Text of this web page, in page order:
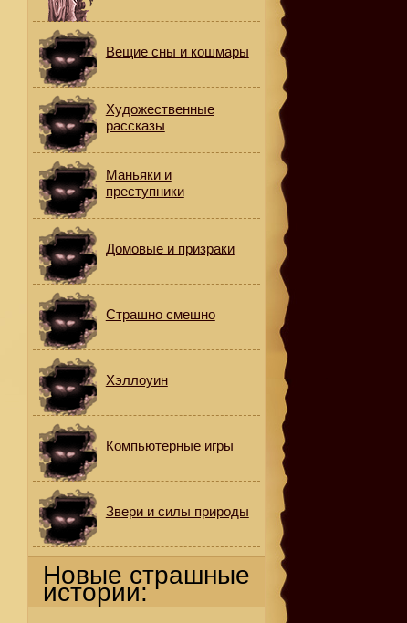
Вещие сны и кошмары
Художественные
рассказы
Маньяки и
преступники
Домовые и призраки
Страшно смешно
Хэллоуин
Компьютерные игры
Звери и силы природы
Новые страшные
истории: